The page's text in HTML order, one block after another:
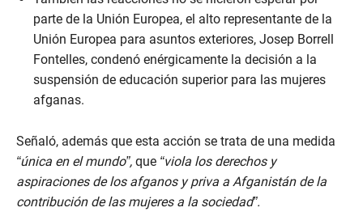
parte de la Unión Europea, el alto representante de la
Unión Europea para asuntos exteriores, Josep Borrell
Fontelles, condenó enérgicamente la decisión a la
suspensión de educación superior para las mujeres
afganas.
Señaló, además que esta acción se trata de una medida
“única en el mundo”, que “viola los derechos y
aspiraciones de los afganos y priva a Afganistán de la
contribución de las mujeres a la sociedad”.